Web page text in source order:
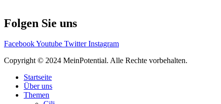
Folgen Sie uns
FacebookYoutube Twitter Instagram
Copyright © 2024 MeinPotential. Alle Rechte vorbehalten.
Startseite
Über uns
Themen